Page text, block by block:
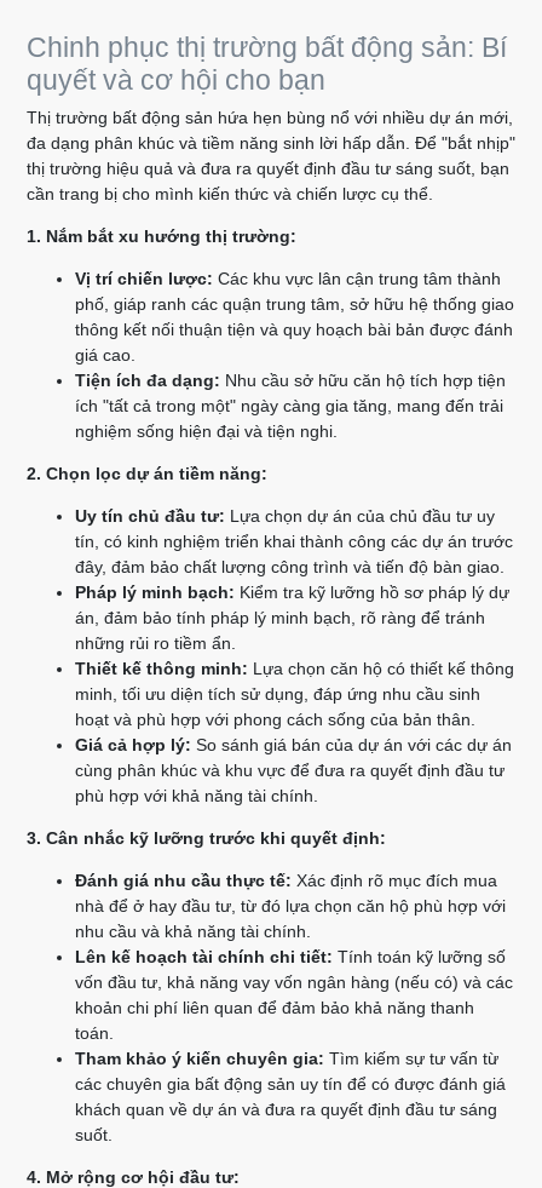
Chinh phục thị trường bất động sản: Bí
quyết và cơ hội cho bạn
Thị trường bất động sản hứa hẹn bùng nổ với nhiều dự án mới,
đa dạng phân khúc và tiềm năng sinh lời hấp dẫn. Để "bắt nhịp"
thị trường hiệu quả và đưa ra quyết định đầu tư sáng suốt, bạn
cần trang bị cho mình kiến thức và chiến lược cụ thể.
1. Nắm bắt xu hướng thị trường:
Vị trí chiến lược: Các khu vực lân cận trung tâm thành
phố, giáp ranh các quận trung tâm, sở hữu hệ thống giao
thông kết nối thuận tiện và quy hoạch bài bản được đánh
giá cao.
Tiện ích đa dạng: Nhu cầu sở hữu căn hộ tích hợp tiện
ích "tất cả trong một" ngày càng gia tăng, mang đến trải
nghiệm sống hiện đại và tiện nghi.
2. Chọn lọc dự án tiềm năng:
Uy tín chủ đầu tư: Lựa chọn dự án của chủ đầu tư uy
tín, có kinh nghiệm triển khai thành công các dự án trước
đây, đảm bảo chất lượng công trình và tiến độ bàn giao.
Pháp lý minh bạch: Kiểm tra kỹ lưỡng hồ sơ pháp lý dự
án, đảm bảo tính pháp lý minh bạch, rõ ràng để tránh
những rủi ro tiềm ẩn.
Thiết kế thông minh: Lựa chọn căn hộ có thiết kế thông
minh, tối ưu diện tích sử dụng, đáp ứng nhu cầu sinh
hoạt và phù hợp với phong cách sống của bản thân.
Giá cả hợp lý: So sánh giá bán của dự án với các dự án
cùng phân khúc và khu vực để đưa ra quyết định đầu tư
phù hợp với khả năng tài chính.
3. Cân nhắc kỹ lưỡng trước khi quyết định:
Đánh giá nhu cầu thực tế: Xác định rõ mục đích mua
nhà để ở hay đầu tư, từ đó lựa chọn căn hộ phù hợp với
nhu cầu và khả năng tài chính.
Lên kế hoạch tài chính chi tiết: Tính toán kỹ lưỡng số
vốn đầu tư, khả năng vay vốn ngân hàng (nếu có) và các
khoản chi phí liên quan để đảm bảo khả năng thanh
toán.
Tham khảo ý kiến chuyên gia: Tìm kiếm sự tư vấn từ
các chuyên gia bất động sản uy tín để có được đánh giá
khách quan về dự án và đưa ra quyết định đầu tư sáng
suốt.
4. Mở rộng cơ hội đầu tư: